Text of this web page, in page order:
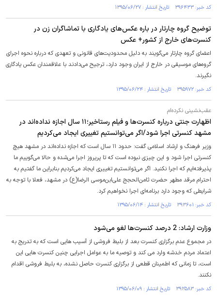
کد خبر: ۳۹۶۴۳۳ تاریخ انتشار : ۱۳۹۵/۰۶/۲۷
توضیح گروه چارتار در باره عکس‌های یادگاری با تماشاگران زن در
کنسرت‌های خارج از کشور+ عکس
اعضای گروه چارتار می‌گویند به دلیل محدودیت‌های قانونی و تعهدی که درباره نحوه اجرای
گروه‌های موسیقی در خارج از ایران وجود دارد، ترجیح می‌دادند با علاقمندان عکس یادگاری
نگیرند.
کد خبر: ۳۹۵۹۷۲ تاریخ انتشار : ۱۳۹۵/۰۶/۲۴
عقب‌نشینی نکرده‌ام
اظهارت جنتی درباره کنسرت‌ها و فیلم رستاخیر؛۱۱ سال اجازه نداده‌اند در
مشهد کنسرتی اجرا شود/اگر می‌توانستیم تغییری ایجاد می‌کردیم
وزیر فرهنگ و ارشاد اسلامی گفت: حدود ۱۱ سال است که اجازه نداده‌اند در مشهد هیچ
کنسرتی اجرا شود و این چیزی نبوده است که تا پریروز اجرا می‌شده و حالا می‌گوییم ما
پذیرفته‌ایم که اجرا نکنید. اگر می‌توانستیم تغییری ایجاد می‌کردیم بنابراین ما گفتیم به
احترام مرقد مطهر حضرت ثامن‌الحجج علی‌ابن‌موسی الرضا(ع) در مشهد، فعلا با توجه به
شرایطی که وجود دارد برنامه‌ای اجرا نخواهیم کرد.
کد خبر: ۳۹۳۶۰۱ تاریخ انتشار : ۱۳۹۵/۰۶/۱۴
وزارت ارشاد: 2 درصد کنسرت‌ها لغو می‌شود
در مجموع عدم برگزاری کنسرت بعد از بلیط فروشی از آسیب هایی است که به تدریج به
اعتماد مردم خدشه وارد می کند و توصیه ما به عوامل اجرایی چنین کنسرت هایی این
است، تا زمانی که اطمینان قطعی از برگزاری کنسرت حاصل نشده، به بلیط فروشی اقدام
نکنند.
کد خبر: ۳۹۲۵۸۳ تاریخ انتشار : ۱۳۹۵/۰۶/۰۹